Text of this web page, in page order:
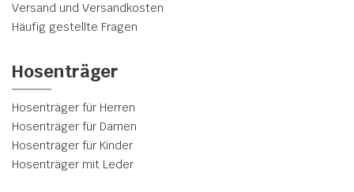
Versand und Versandkosten
Häufig gestellte Fragen
Hosenträger
Hosenträger für Herren
Hosenträger für Damen
Hosenträger für Kinder
Hosenträger mit Leder